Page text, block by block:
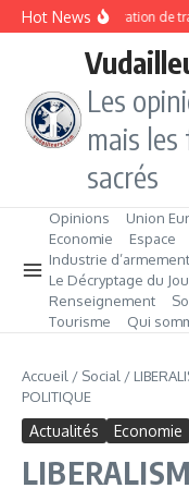
Aller au contenu
Hot NewsImmigration de
Les
mais
sacrés
Opinions Union
Economie
Espace
Industrie d’armement
Le Décryptage du
Renseignement
Tourisme
Qui
Accueil / Social /
POLITIQUE
Actualités Economie